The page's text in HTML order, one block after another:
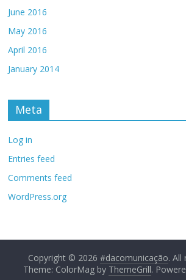
June 2016
May 2016
April 2016
January 2014
Meta
Log in
Entries feed
Comments feed
WordPress.org
Copyright © 2026#dacomunicação. All
Theme: ColorMag by ThemeGrill.